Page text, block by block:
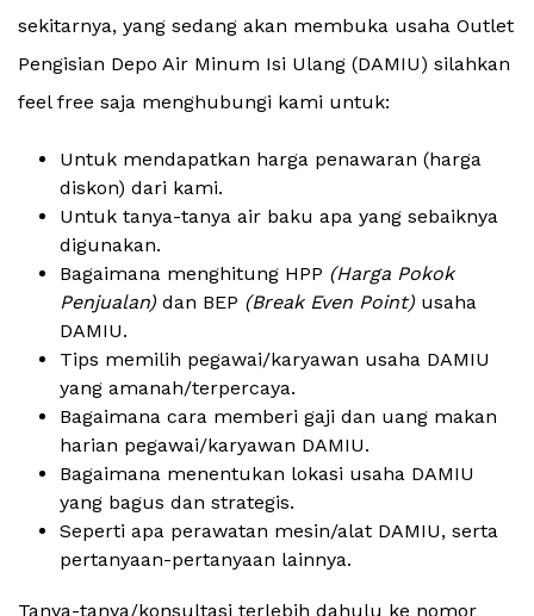
sekitarnya, yang sedang akan membuka usaha Outlet
Pengisian Depo Air Minum Isi Ulang (DAMIU) silahkan
feel free saja menghubungi kami untuk:
Untuk mendapatkan harga penawaran (harga
diskon) dari kami.
Untuk tanya-tanya air baku apa yang sebaiknya
digunakan.
Bagaimana menghitung HPP (Harga Pokok
Penjualan) dan BEP (Break Even Point) usaha
DAMIU.
Tips memilih pegawai/karyawan usaha DAMIU
yang amanah/terpercaya.
Bagaimana cara memberi gaji dan uang makan
harian pegawai/karyawan DAMIU.
Bagaimana menentukan lokasi usaha DAMIU
yang bagus dan strategis.
Seperti apa perawatan mesin/alat DAMIU, serta
pertanyaan-pertanyaan lainnya.
Tanya-tanya/konsultasi terlebih dahulu ke nomor